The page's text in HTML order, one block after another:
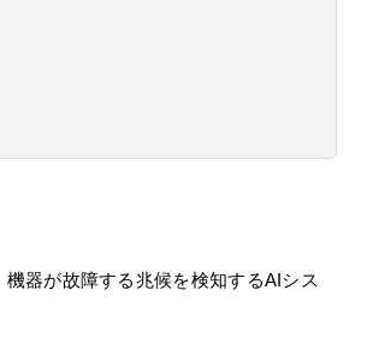
器が故障する兆候を検知するAIシス